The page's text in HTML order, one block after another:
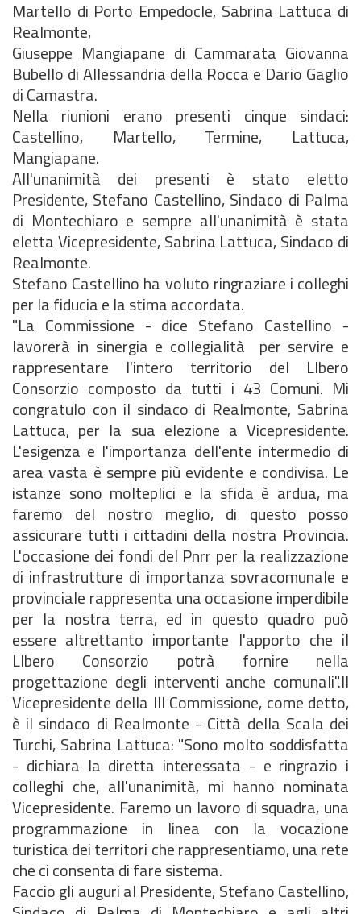
Martello di Porto Empedocle, Sabrina Lattuca di
Realmonte,
Giuseppe Mangiapane di Cammarata Giovanna
Bubello di Allessandria della Rocca e Dario Gaglio
di Camastra.
Nella riunioni erano presenti cinque sindaci:
Castellino, Martello, Termine, Lattuca,
Mangiapane.
All'unanimità dei presenti è stato eletto
Presidente, Stefano Castellino, Sindaco di Palma
di Montechiaro e sempre all'unanimità è stata
eletta Vicepresidente, Sabrina Lattuca, Sindaco di
Realmonte.
Stefano Castellino ha voluto ringraziare i colleghi
per la fiducia e la stima accordata.
"La Commissione - dice Stefano Castellino -
lavorerà in sinergia e collegialità per servire e
rappresentare l'intero territorio del LIbero
Consorzio composto da tutti i 43 Comuni. Mi
congratulo con il sindaco di Realmonte, Sabrina
Lattuca, per la sua elezione a Vicepresidente.
L'esigenza e l'importanza dell'ente intermedio di
area vasta è sempre più evidente e condivisa. Le
istanze sono molteplici e la sfida è ardua, ma
faremo del nostro meglio, di questo posso
assicurare tutti i cittadini della nostra Provincia.
L'occasione dei fondi del Pnrr per la realizzazione
di infrastrutture di importanza sovracomunale e
provinciale rappresenta una occasione imperdibile
per la nostra terra, ed in questo quadro può
essere altrettanto importante l'apporto che il
LIbero Consorzio potrà fornire nella
progettazione degli interventi anche comunali".Il
Vicepresidente della III Commissione, come detto,
è il sindaco di Realmonte - Città della Scala dei
Turchi, Sabrina Lattuca: "Sono molto soddisfatta
- dichiara la diretta interessata - e ringrazio i
colleghi che, all'unanimità, mi hanno nominata
Vicepresidente. Faremo un lavoro di squadra, una
programmazione in linea con la vocazione
turistica dei territori che rappresentiamo, una rete
che ci consenta di fare sistema.
Faccio gli auguri al Presidente, Stefano Castellino,